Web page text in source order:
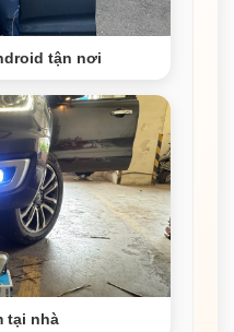
tận nơi
tại nhà